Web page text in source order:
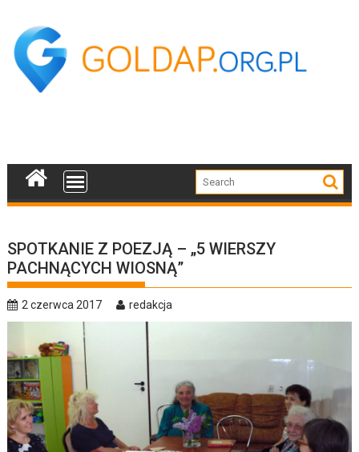
content
SPOTKANIE Z POEZJĄ – „5 WIERSZY
PACHNĄCYCH WIOSNĄ”
2 czerwca 2017 redakcja